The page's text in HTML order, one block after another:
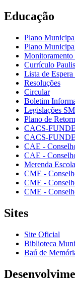
Educação
Plano
Plano
Monitoramento
Currículo
Lista de Espera
Resoluções
Circular
Boletim
Legislações
Plano de
CACS-
CACS-
CAE -
CAE -
Merenda
CME -
CME -
CME -
Sites
Site Oficial
Biblioteca
Baú de